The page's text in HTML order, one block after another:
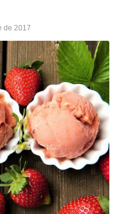
de 2017